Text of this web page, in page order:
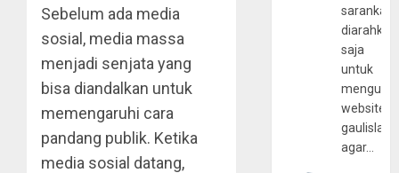
Sebelum ada media
sosial, media massa
menjadi senjata yang
bisa diandalkan untuk
memengaruhi cara
pandang publik. Ketika
media sosial datang,
sarankan,
diarahkan
saja
untuk
website
agar…